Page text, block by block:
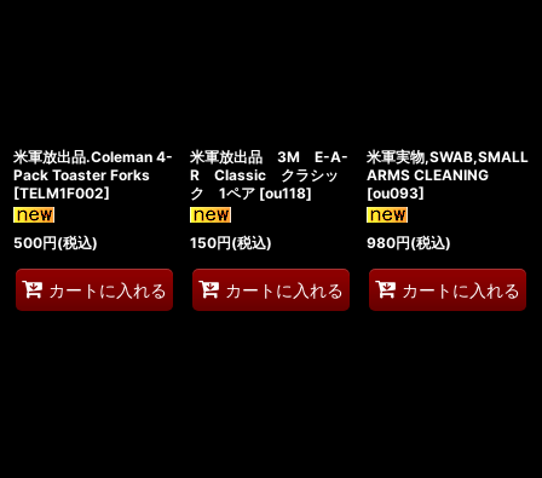
米軍放出品.Coleman 4-
Pack Toaster Forks
[TELM1F002]
500円(税込)
カートに入れる
米軍放出品 3M E-A-
R Classic クラシッ
ク 1ペア [ou118]
150円(税込)
カートに入れる
米軍実物,SWAB,SMALL
ARMS CLEANING
[ou093]
980円(税込)
カートに入れる